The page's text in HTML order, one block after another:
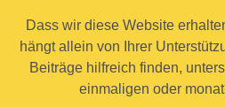
Dass wir diese Website
hängt allein von Ihrer
Beiträge hilfreich finden,
einmaligen oder